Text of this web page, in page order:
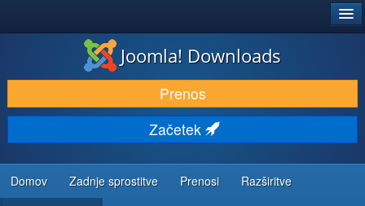
PRENESI IN RAZŠIRI
ODKRIJTE & IZVEJTE
SKUPNOST IN PODPORA
VIRI ZA RAZVIJALCE
Joomla! Downloads
Prenos
Začetek
Domov Zadnje sprostitve Prenosi Razširitve